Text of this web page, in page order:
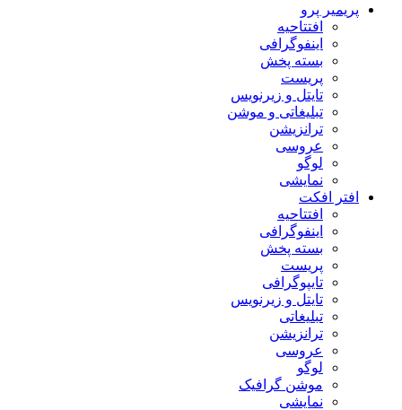
پریمیر پرو
افتتاحیه
اینفوگرافی
بسته پخش
پریست
تایتل و زیرنویس
تبلیغاتی و موشن
ترانزیشن
عروسی
لوگو
نمایشی
افتر افکت
افتتاحیه
اینفوگرافی
بسته پخش
پریست
تایپوگرافی
تایتل و زیرنویس
تبلیغاتی
ترانزیشن
عروسی
لوگو
موشن گرافیک
نمایشی